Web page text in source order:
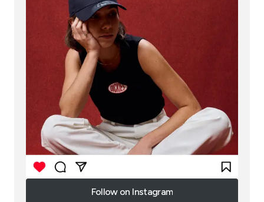
Follow on Instagram